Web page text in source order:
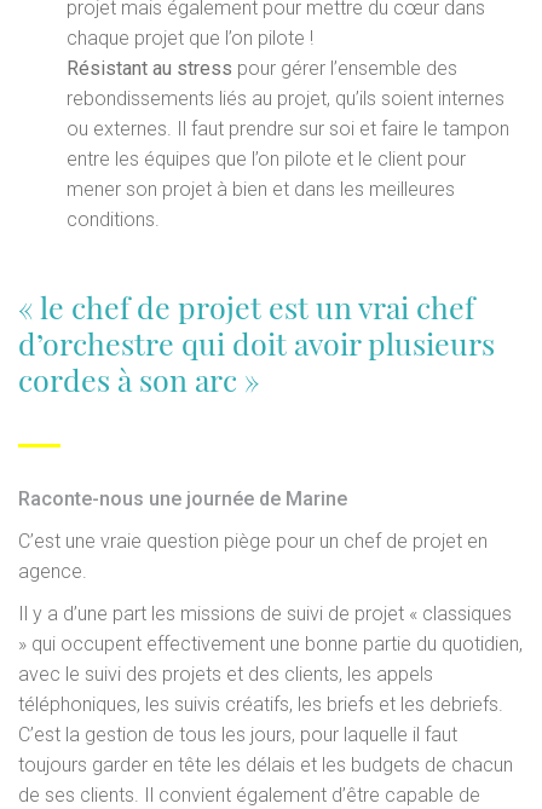
projet mais également pour mettre du cœur dans
chaque projet que l’on pilote !
Résistant au stress pour gérer l’ensemble des
rebondissements liés au projet, qu’ils soient internes
ou externes. Il faut prendre sur soi et faire le tampon
entre les équipes que l’on pilote et le client pour
mener son projet à bien et dans les meilleures
conditions.
« le chef de projet est un vrai chef
d’orchestre qui doit avoir plusieurs
cordes à son arc »
Raconte-nous une journée de Marine
C’est une vraie question piège pour un chef de projet en
agence.
Il y a d’une part les missions de suivi de projet « classiques
» qui occupent effectivement une bonne partie du quotidien,
avec le suivi des projets et des clients, les appels
téléphoniques, les suivis créatifs, les briefs et les debriefs.
C’est la gestion de tous les jours, pour laquelle il faut
toujours garder en tête les délais et les budgets de chacun
de ses clients. Il convient également d’être capable de